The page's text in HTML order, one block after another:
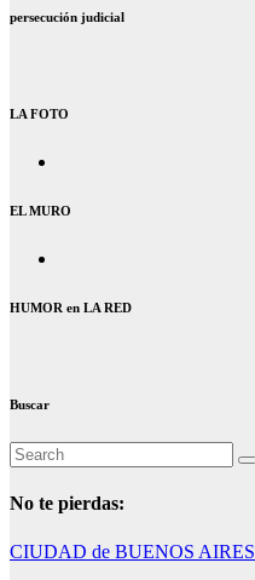
persecución judicial
LA FOTO
EL MURO
HUMOR en LA RED
Buscar
No te pierdas:
CIUDAD de BUENOS AIRES